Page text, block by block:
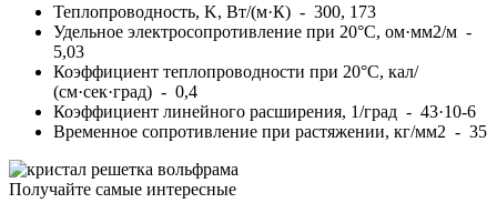
Теплопроводность, K, Вт/(м·К) - 300, 173
Удельное электросопротивление при 20°С, ом·мм2/м -
5,03
Коэффициент теплопроводности при 20°С, кал/
(см·сек·град) - 0,4
Коэффициент линейного расширения, 1/град - 43·10-6
Временное сопротивление при растяжении, кг/мм2 - 35
Получайте самые интересные